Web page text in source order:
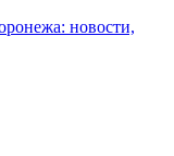
новости,